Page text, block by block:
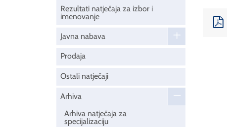
Rezultati natječaja za izbor i
imenovanje
Javna nabava
Prodaja
Ostali natječaji
Arhiva
Arhiva natječaja za
specijalizaciju